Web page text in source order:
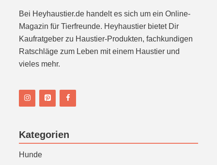
Bei Heyhaustier.de handelt es sich um ein Online-
Magazin für Tierfreunde. Heyhaustier bietet Dir
Kaufratgeber zu Haustier-Produkten, fachkundigen
Ratschläge zum Leben mit einem Haustier und
vieles mehr.
Kategorien
Hunde